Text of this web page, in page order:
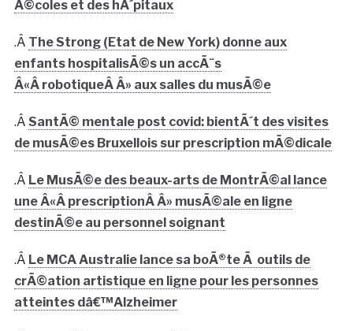
Ã©coles et des hÃ´pitaux
.Â The Strong (Etat de New York) donne aux
enfants hospitalisÃ©s un accÃ¨s
Â«Â robotiqueÂ Â» aux salles du musÃ©e
.Â SantÃ© mentale post covid: bientÃ´t des visites
de musÃ©es Bruxellois sur prescription mÃ©dicale
.Â Le MusÃ©e des beaux-arts de MontrÃ©al lance
une Â«Â prescriptionÂ Â» musÃ©ale en ligne
destinÃ©e au personnel soignant
.Â Le MCA Australie lance sa boÃ®te Ã outils de
crÃ©ation artistique en ligne pour les personnes
atteintes dâ€™Alzheimer